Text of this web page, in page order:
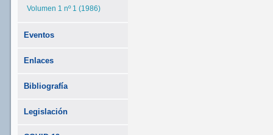
Volumen 1 nº 1 (1986)
Eventos
Enlaces
Bibliografía
Legislación